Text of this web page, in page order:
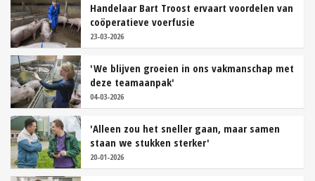
Handelaar Bart Troost ervaart voordelen van
coöperatieve voerfusie
23-03-2026
'We blijven groeien in ons vakmanschap met
deze teamaanpak'
04-03-2026
'Alleen zou het sneller gaan, maar samen
staan we stukken sterker'
20-01-2026